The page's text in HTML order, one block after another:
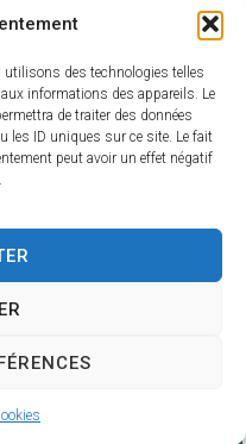
utilisons des technologies telles
informations des appareils. Le
de traiter des données
les ID uniques sur ce site. Le fait
peut avoir un effet négatif
remis à l’issue de la
récompensés :
à hauteur de 200